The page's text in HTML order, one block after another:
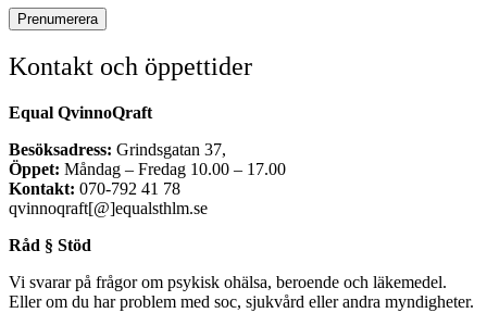
Kontakt och öppettider
Equal QvinnoQraft
Besöksadress: Grindsgatan 37,
Öppet: Måndag – Fredag 10.00 – 17.00
Kontakt: 070-792 41 78
qvinnoqraft[@]equalsthlm.se
Råd § Stöd
Vi svarar på frågor om psykisk ohälsa, beroende och läkemedel.
Eller om du har problem med soc, sjukvård eller andra myndigheter.